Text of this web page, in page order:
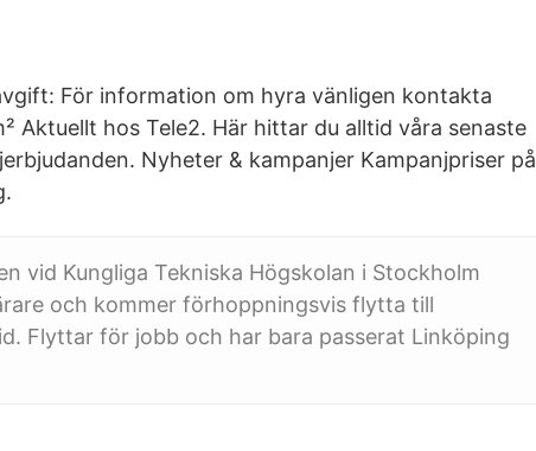
För information om hyra vänligen kontakta
Aktuellt hos Tele2. Här hittar du alltid våra senaste
Nyheter & kampanjer Kampanjpriser på
vid Kungliga Tekniska Högskolan i Stockholm
och kommer förhoppningsvis flytta till
Flyttar för jobb och har bara passerat Linköping